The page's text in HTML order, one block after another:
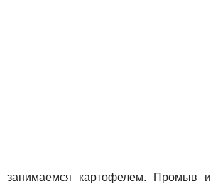
картофелем. Промыв и